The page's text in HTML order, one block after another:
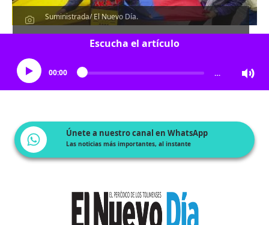
Suministrada/ El Nuevo Día.
Escucha el artículo
00:00 …
Únete a nuestro canal en WhatsApp
Las noticias más importantes, al instante